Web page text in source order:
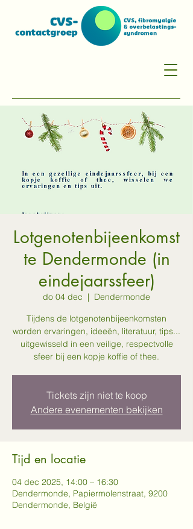
Lotgenotenbijeenkomst
te Dendermonde (in
eindejaarssfeer)
do 04 dec
  |
Dendermonde
Tijdens de lotgenotenbijeenkomsten
worden ervaringen, ideeën, literatuur, tips...
uitgewisseld in een veilige, respectvolle
sfeer bij een kopje koffie of thee.
Tickets zijn niet te koop
Andere evenementen bekijken
Tijd en locatie
04 dec 2025, 14:00 – 16:30
Dendermonde, Papiermolenstraat, 9200
Dendermonde, België